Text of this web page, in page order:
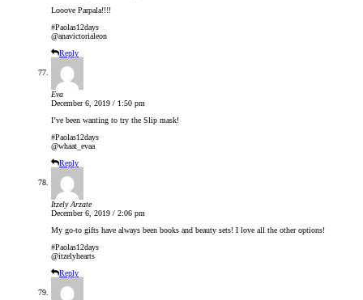
Looove Parpala!!!!
#Paolas12days
@anavictorialeon
Reply
Eva
December 6, 2019 / 1:50 pm
I’ve been wanting to try the Slip mask!
#Paolas12days
@whaat_evaa
Reply
Itzely Arzate
December 6, 2019 / 2:06 pm
My go-to gifts have always been books and beauty sets! I love all the other options!
#Paolas12days
@itzelyhearts
Reply